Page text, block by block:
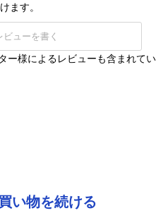
ます。
ューを書く
ー様によるレビューも含まれてい
い物を続ける